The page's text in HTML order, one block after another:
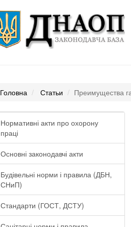
Головна Статьи Преимущества
Нормативні акти про охорону
праці
Основні законодавчі акти
Будівельні норми і правила (ДБН,
СНиП)
Стандарти (ГОСТ, ДСТУ)